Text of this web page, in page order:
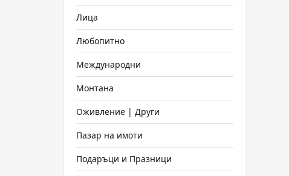
Лица
Любопитно
Международни
Монтана
Оживление | Други
Пазар на имоти
Подаръци и Празници